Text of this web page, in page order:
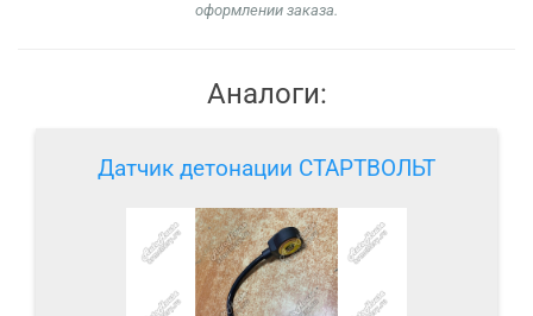
оформлении заказа.
Аналоги:
Датчик детонации СТАРТВОЛЬТ